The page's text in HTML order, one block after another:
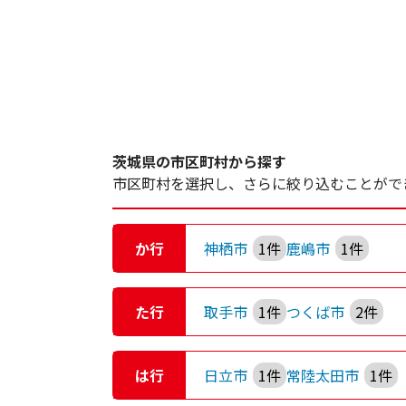
茨城県の市区町村から探す
市区町村を選択し、さらに絞り込むことが
か行 神栖市 1件 鹿嶋市 1件
た行 取手市 1件 つくば市 2件
は行 日立市 1件 常陸太田市 1件